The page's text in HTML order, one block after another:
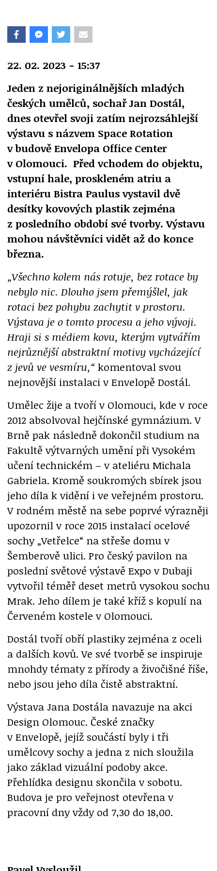
22. 02. 2023 - 15:37
Jeden z nejoriginálnějších mladých
českých umělců, sochař Jan Dostál,
dnes otevřel svoji zatím nejrozsáhlejší
výstavu s názvem Space Rotation
v budově Envelopa Office Center
v Olomouci. Před vchodem do objektu,
vstupní hale, proskleném atriu a
interiéru Bistra Paulus vystavil dvě
desítky kovových plastik zejména
z posledního období své tvorby. Výstavu
mohou návštěvníci vidět až do konce
března.
„Všechno kolem nás rotuje, bez rotace by
nebylo nic. Dlouho jsem přemýšlel, jak
rotaci bez pohybu zachytit v prostoru.
Výstava je o tomto procesu a jeho vývoji.
Hraji si s médiem kovu, kterým vytvářím
nejrůznější abstraktní motivy vycházející
z jevů ve vesmíru,“ komentoval svou
nejnovější instalaci v Envelopě Dostál.
Umělec žije a tvoří v Olomouci, kde v roce
2012 absolvoval hejčínské gymnázium. V
Brně pak následně dokončil studium na
Fakultě výtvarných umění při Vysokém
učení technickém – v ateliéru Michala
Gabriela. Kromě soukromých sbírek jsou
jeho díla k vidění i ve veřejném prostoru.
V rodném městě na sebe poprvé výrazněji
upozornil v roce 2015 instalací ocelové
sochy „Vetřelce“ na střeše domu v
Šemberově ulici. Pro český pavilon na
poslední světové výstavě Expo v Dubaji
vytvořil téměř deset metrů vysokou sochu
Mrak. Jeho dílem je také kříž s kopulí na
Červeném kostele v Olomouci.
Dostál tvoří obří plastiky zejména z oceli
a dalších kovů. Ve své tvorbě se inspiruje
mnohdy tématy z přírody a živočišné říše,
nebo jsou jeho díla čistě abstraktní.
Výstava Jana Dostála navazuje na akci
Design Olomouc. České značky
v Envelopě, jejíž součástí byly i tři
umělcovy sochy a jedna z nich sloužila
jako základ vizuální podoby akce.
Přehlídka designu skončila v sobotu.
Budova je pro veřejnost otevřena v
pracovní dny vždy od 7,30 do 18,00.